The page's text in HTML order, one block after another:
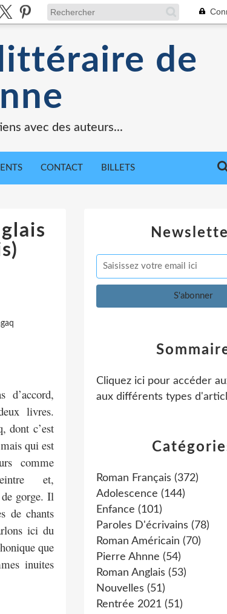
de
avec des auteurs...
CONTACT BILLETS
d’accord,
livres.
dont c’est
qui est
comme
et,
gorge. Il
de chants
ici du
que
inuites
Roman Français (372)
Adolescence (144)
Enfance (101)
Paroles D'écrivains (78)
Roman Américain (70)
Pierre Ahnne (54)
Roman Anglais (53)
Nouvelles (51)
Rentrée 2021 (51)
Cliquez ici pour accéder
aux différents types